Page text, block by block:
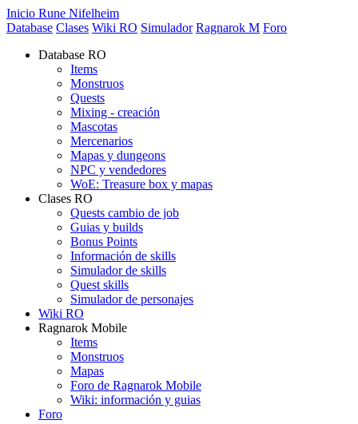
Inicio Rune Nifelheim
Database Clases Wiki RO Simulador Ragnarok M Foro
Database RO
Items
Monstruos
Quests
Mixing - creación
Mascotas
Mercenarios
Mapas y dungeons
NPC y vendedores
WoE: Treasure box y mapas
Clases RO
Quests cambio de job
Guias y builds
Bonus Points
Información de skills
Simulador de skills
Quest skills
Simulador de personajes
Wiki RO
Ragnarok Mobile
Items
Monstruos
Mapas
Foro de Ragnarok Mobile
Wiki: información y guias
Foro